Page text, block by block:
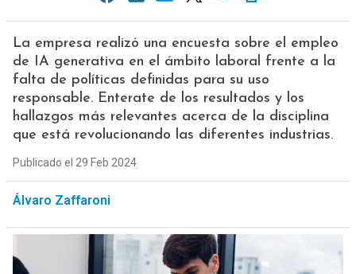
La empresa realizó una encuesta sobre el empleo
de IA generativa en el ámbito laboral frente a la
falta de políticas definidas para su uso
responsable. Enterate de los resultados y los
hallazgos más relevantes acerca de la disciplina
que está revolucionando las diferentes industrias.
Publicado el 29 Feb 2024
Álvaro Zaffaroni